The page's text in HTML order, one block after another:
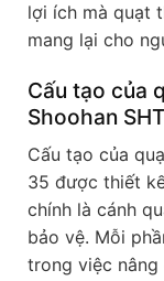
lợi ích mà quạt
mang lại cho
Cấu tạo của
Shoohan
Cấu tạo của
35 được thiết
chính là cánh
bảo vệ. Mỗi
trong việc nâng